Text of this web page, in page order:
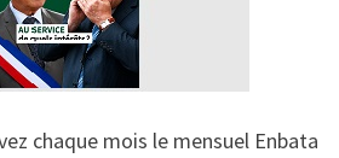
chaque mois le mensuel Enbata